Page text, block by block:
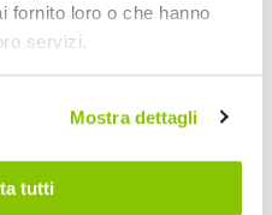
fornito loro o che hanno
servizi.
Mostra dettagli
tutti
Chiave -
OXFORD
OXFORD
18,95 €
CONSEGNA
IN 48H
-